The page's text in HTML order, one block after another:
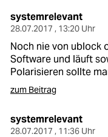
systemrelevant
28.07.2017 , 13:20 Uhr
Noch nie von ublock
Software und läuft
Polarisieren sollte
zum Beitrag
systemrelevant
28.07.2017 , 11:36 Uhr